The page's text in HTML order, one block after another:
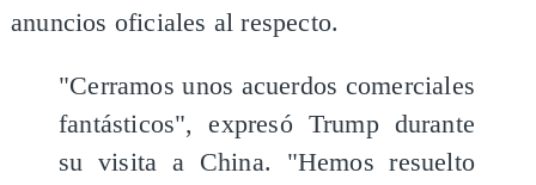
anuncios oficiales al respecto.
"Cerramos unos acuerdos comerciales
fantásticos", expresó Trump durante
su visita a China. "Hemos resuelto